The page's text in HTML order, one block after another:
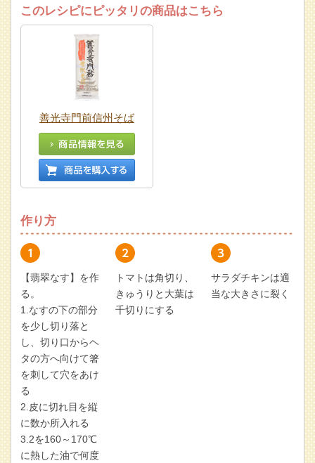
このレシピにピッタリの商品はこちら
善光寺門前信州そば
作り方
【翡翠なす】を作
る。
1.なすの下の部分
を少し切り落と
し、切り口からヘ
タの方へ向けて箸
を刺して穴をあけ
る
2.皮に切れ目を縦
に数か所入れる
3.2を160～170℃
に熱した油で何度
トマトは角切り、
きゅうりと大葉は
千切りにする
サラダチキンは適
当な大きさに裂く